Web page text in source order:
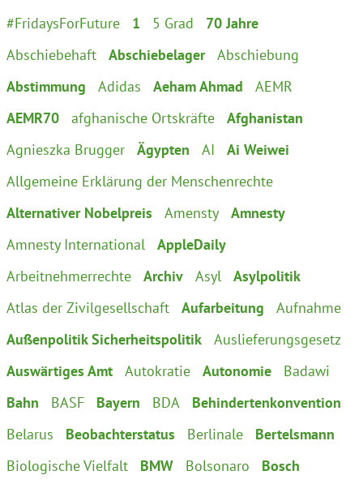
#FridaysForFuture 1 5 Grad
70 Jahre
Abschiebehaft
Abschiebelager
Abschiebung
Abstimmung
Adidas Aeham Ahmad
AEMR
AEMR70
afghanische Ortskräfte
Afghanistan
Agnieszka Brugger
Ägypten AI
Ai Weiwei
Allgemeine Erklärung der Menschenrechte
Alternativer Nobelpreis
Amensty
Amnesty
Amnesty International
AppleDaily
Arbeitnehmerrechte
Archiv Asyl
Asylpolitik
Atlas der Zivilgesellschaft
Aufarbeitung
Aufnahme
Außenpolitik Sicherheitspolitik
Auslieferungsgesetz
Auswärtiges Amt
Autokratie Autonomie
Badawi
Bahn
BASF Bayern BDA
Behindertenkonvention
Belarus
Beobachterstatus Berlinale
Bertelsmann
Biologische Vielfalt
BMW Bolsonaro
Bosch